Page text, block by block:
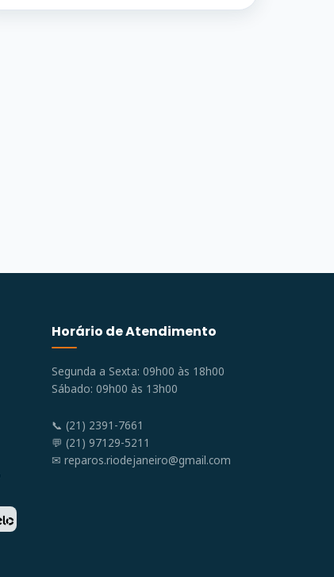
Horário de Atendimento
Segunda a Sexta: 09h00 às 18h00
Sábado: 09h00 às 13h00
📞 (21) 2391-7661
💬 (21) 97129-5211
✉ reparos.riodejaneiro@gmail.com